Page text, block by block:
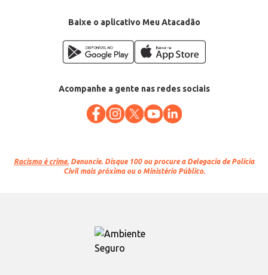
Baixe o aplicativo Meu Atacadão
Acompanhe a gente nas redes sociais
Racismo é crime. Denuncie. Disque 100 ou procure a Delegacia de Polícia
Civil mais próxima ou o Ministério Público.